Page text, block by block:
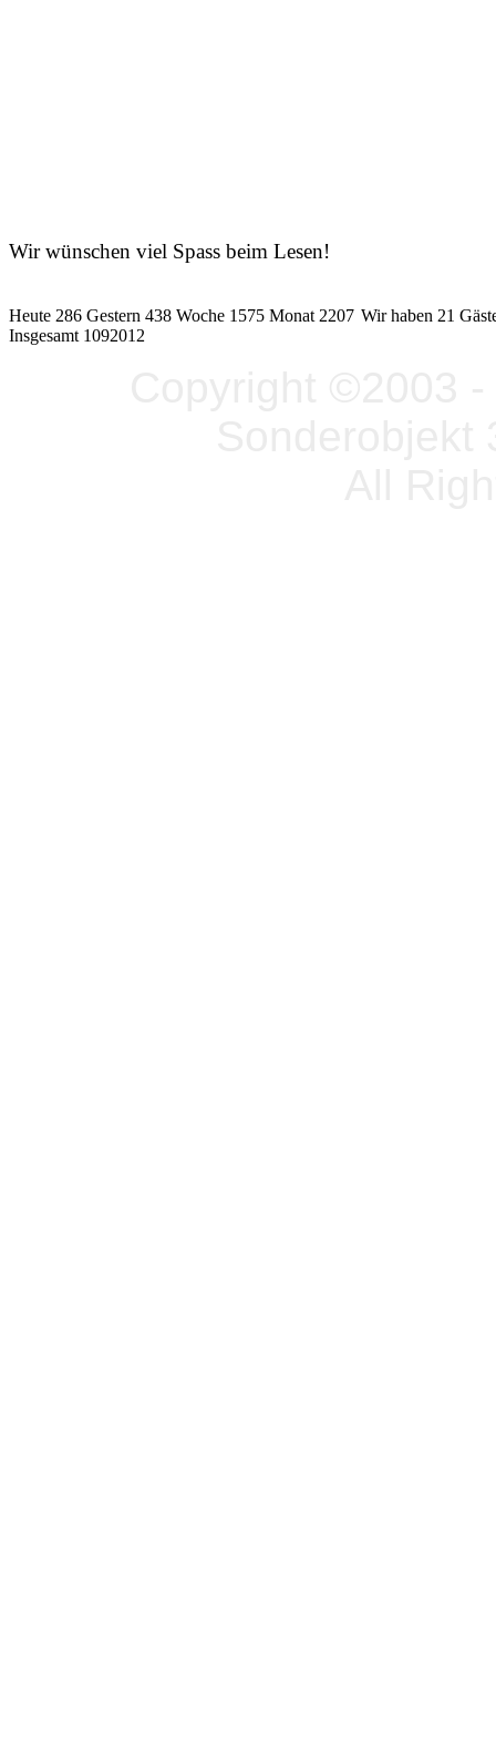
Wir wünschen viel Spass beim Lesen!
Heute 286 Gestern 438 Woche 1575 Monat 2207
Insgesamt 1092012
Wir haben 21